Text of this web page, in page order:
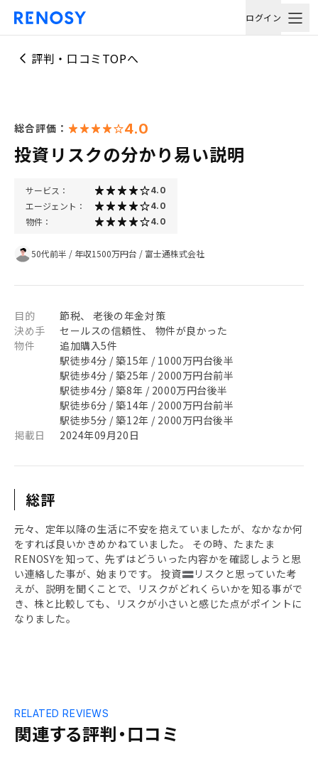
ログイン
評判・口コミTOPへ
総合評価： 4.0
投資リスクの分かり易い説明
サービス： 4.0
エージェント： 4.0
物件： 4.0
50代前半 / 年収1500万円台 / 富士通株式会社
目的
節税、 老後の年金対策
決め手
セールスの信頼性、 物件が良かった
物件
追加購入5件
駅徒歩4分 / 築15年 / 1000万円台後半
駅徒歩4分 / 築25年 / 2000万円台前半
駅徒歩4分 / 築8年 / 2000万円台後半
駅徒歩6分 / 築14年 / 2000万円台前半
駅徒歩5分 / 築12年 / 2000万円台後半
掲載日
2024年09月20日
総評
元々、定年以降の生活に不安を抱えていましたが、なかなか何
をすれば良いかきめかねていました。 その時、たまたま
RENOSYを知って、先ずはどういった内容かを確認しようと思
い連絡した事が、始まりです。 投資🟰リスクと思っていた考
えが、説明を聞くことで、リスクがどれくらいかを知る事がで
き、株と比較しても、リスクが小さいと感じた点がポイントに
なりました。
関連する評判・口コミ
RELATED REVIEWS